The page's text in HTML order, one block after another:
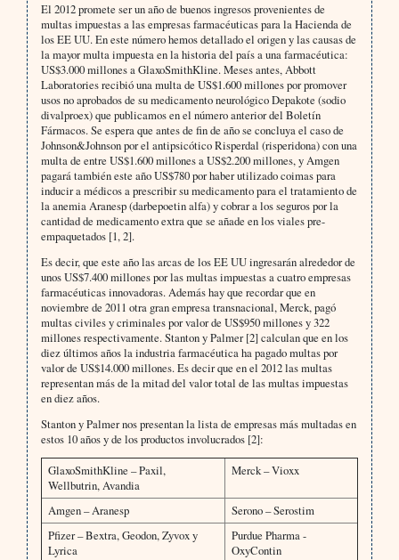
El 2012 promete ser un año de buenos ingresos provenientes de
multas impuestas a las empresas farmacéuticas para la Hacienda de
los EE UU. En este número hemos detallado el origen y las causas de
la mayor multa impuesta en la historia del país a una farmacéutica:
US$3.000 millones a GlaxoSmithKline. Meses antes, Abbott
Laboratories recibió una multa de US$1.600 millones por promover
usos no aprobados de su medicamento neurológico Depakote (sodio
divalproex) que publicamos en el número anterior del Boletín
Fármacos. Se espera que antes de fin de año se concluya el caso de
Johnson&Johnson por el antipsicótico Risperdal (risperidona) con una
multa de entre US$1.600 millones a US$2.200 millones, y Amgen
pagará también este año US$780 por haber utilizado coimas para
inducir a médicos a prescribir su medicamento para el tratamiento de
la anemia Aranesp (darbepoetin alfa) y cobrar a los seguros por la
cantidad de medicamento extra que se añade en los viales pre-
empaquetados [1, 2].
Es decir, que este año las arcas de los EE UU ingresarán alrededor de
unos US$7.400 millones por las multas impuestas a cuatro empresas
farmacéuticas innovadoras. Además hay que recordar que en
noviembre de 2011 otra gran empresa transnacional, Merck, pagó
multas civiles y criminales por valor de US$950 millones y 322
millones respectivamente. Stanton y Palmer [2] calculan que en los
diez últimos años la industria farmacéutica ha pagado multas por
valor de US$14.000 millones. Es decir que en el 2012 las multas
representan más de la mitad del valor total de las multas impuestas
en diez años.
Stanton y Palmer nos presentan la lista de empresas más multadas en
estos 10 años y de los productos involucrados [2]:
GlaxoSmithKline – Paxil,
Wellbutrin, Avandia
Merck – Vioxx
Amgen – Aranesp
Serono – Serostim
Pfizer – Bextra, Geodon, Zyvox y
Lyrica
Purdue Pharma -
OxyContin